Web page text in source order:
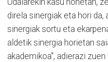
direla sinergiak eta hori da,
sinergiak sortu eta
aldetik sinergia horietan
akademikoa", adierazi